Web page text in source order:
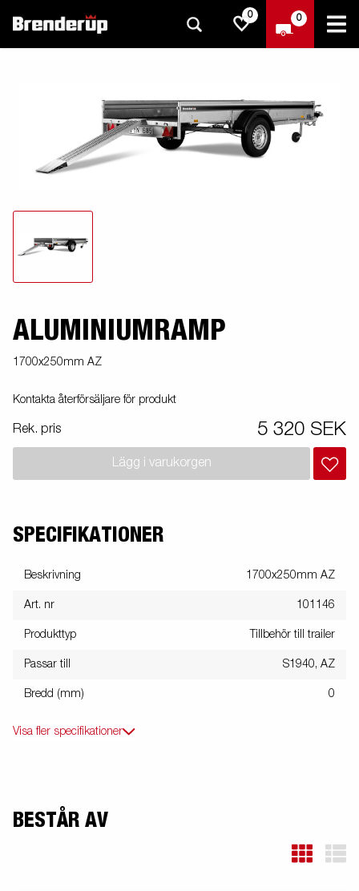
0 0
ALUMINIUMRAMP
1700x250mm AZ
Kontakta återförsäljare för produkt
Rek. pris 5 320 SEK
Lägg i varukorgen
SPECIFIKATIONER
Beskrivning 1700x250mm AZ
Art. nr 101146
Produkttyp Tillbehör till trailer
Passar till S1940, AZ
Bredd (mm) 0
Visa fler specifikationer
BESTÅR AV